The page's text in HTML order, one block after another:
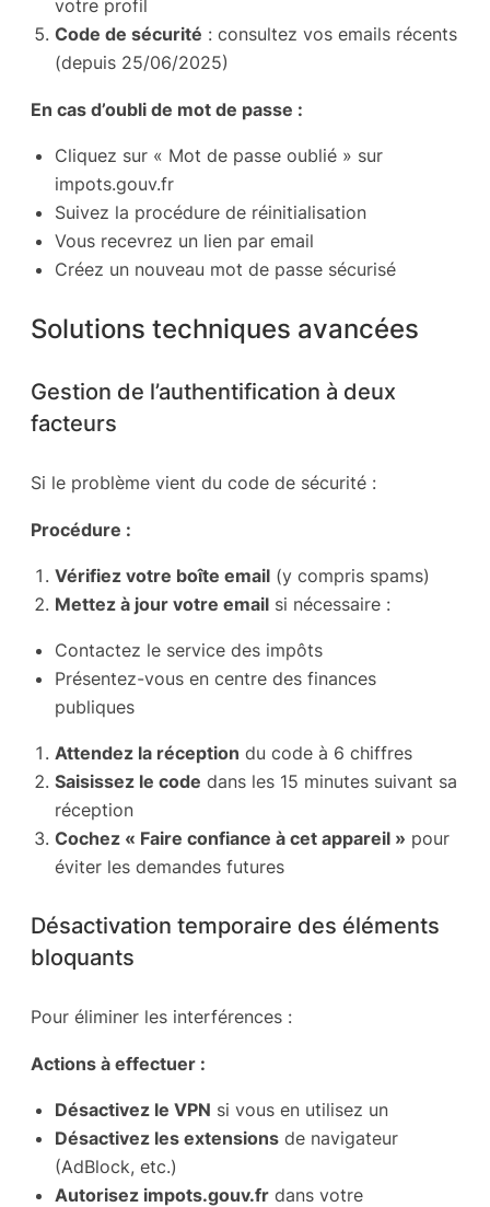
votre profil
Code de sécurité : consultez vos emails récents
(depuis 25/06/2025)
En cas d’oubli de mot de passe :
Cliquez sur « Mot de passe oublié » sur
impots.gouv.fr
Suivez la procédure de réinitialisation
Vous recevrez un lien par email
Créez un nouveau mot de passe sécurisé
Solutions techniques avancées
Gestion de l’authentification à deux
facteurs
Si le problème vient du code de sécurité :
Procédure :
Vérifiez votre boîte email (y compris spams)
Mettez à jour votre email si nécessaire :
Contactez le service des impôts
Présentez-vous en centre des finances
publiques
Attendez la réception du code à 6 chiffres
Saisissez le code dans les 15 minutes suivant sa
réception
Cochez « Faire confiance à cet appareil » pour
éviter les demandes futures
Désactivation temporaire des éléments
bloquants
Pour éliminer les interférences :
Actions à effectuer :
Désactivez le VPN si vous en utilisez un
Désactivez les extensions de navigateur
(AdBlock, etc.)
Autorisez impots.gouv.fr dans votre